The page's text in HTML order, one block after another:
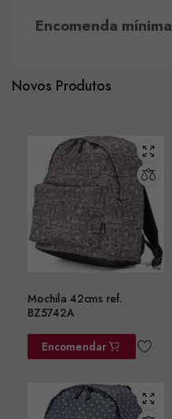
Encomenda mínima
Novos Produtos
Mochila 42cms ref.
BZ5742A
Encomendar